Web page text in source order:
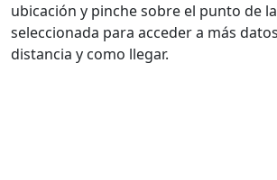
ubicación y pinche sobre el punto de
seleccionada para acceder a más
distancia y como llegar.